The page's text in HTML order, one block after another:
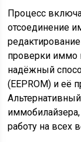
Процесс
отсоединение
проверки иммо
надёжный
(EEPROM) и её
иммобилайзера,
работу на всех